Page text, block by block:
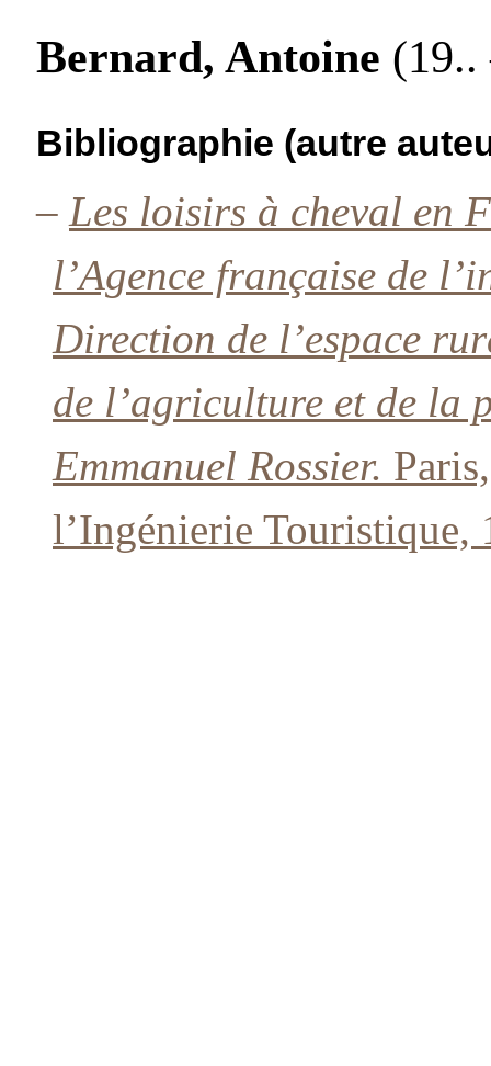
Bernard, Antoine (19..
Bibliographie (autre
– Les loisirs à cheval en
l’Agence française de
Direction de l’espace
de l’agriculture et de la
Emmanuel Rossier.
l’Ingénierie Touristique,